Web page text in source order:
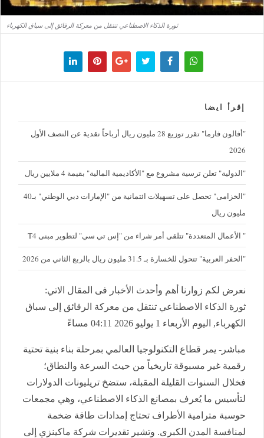
ثورة الذكاء الاصطناعي تنتقل من معركة الرقائق إلى سباق الكهرباء
إقرأ ايضا
"أفالون فارما" تقرر توزيع 28 مليون ريال أرباحاً نقدية عن النصف الأول
2026
"الدولية" تعلن ترسية مشروع مع "الأكاديمية المالية" بقيمة 4 ملايين ريال
"الخزامى" تحصل على تسهيلات ائتمانية من "الإمارات دبي الوطني" بـ40
مليون ريال
" الأعمال المتعددة" تتلقى أمر شراء من "إس تي سي" لتطوير مبنى T4
"الحفر العربية" تتحول للخسارة بـ 31.5 مليون ريال بالربع الثاني من 2026
نعرض لكم زوارنا أهم وأحدث الأخبار فى المقال الاتي:
ثورة الذكاء الاصطناعي تنتقل من معركة الرقائق إلى سباق
الكهرباء, اليوم الأربعاء 1 يوليو 2026 04:11 مساءً
مباشر- يمر قطاع التكنولوجيا العالمي بمرحلة بناء بنية تحتية
رقمية غير مسبوقة تاريخياً من حيث السرعة والنطاق؛
فخلال السنوات القليلة المقبلة، ستضخ تريليونات الدولارات
لتأسيس ما يُعرف بمصانع الذكاء الاصطناعي، وهي مجمعات
حوسبة مترامية الأطراف تحتاج إمدادات طاقة ضخمة
لمنافسة المدن الكبرى. وتشير تقديرات شركة ماكينزي إلى